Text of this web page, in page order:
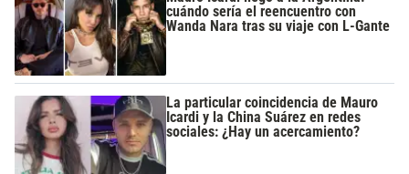
cuándo sería el reencuentro con
Wanda Nara tras su viaje con L-Gante
La particular coincidencia de Mauro
Icardi y la China Suárez en redes
sociales: ¿Hay un acercamiento?